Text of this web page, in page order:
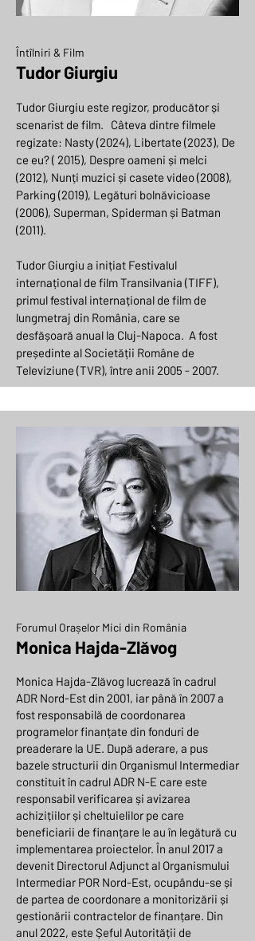
Întîlniri & Film
Tudor Giurgiu
Tudor Giurgiu este regizor, producător și
scenarist de film. Câteva dintre filmele
regizate: Nasty (2024), Libertate (2023), De
ce eu? ( 2015), Despre oameni și melci
(2012), Nunți muzici și casete video (2008),
Parking (2019), Legături bolnăvicioase
(2006), Superman, Spiderman și Batman
(2011).
Tudor Giurgiu a inițiat Festivalul
internațional de film Transilvania (TIFF),
primul festival internațional de film de
lungmetraj din România, care se
desfășoară anual la Cluj-Napoca. A fost
președinte al Societății Române de
Televiziune (TVR), între anii 2005 - 2007.
Forumul Orașelor Mici din România
Monica Hajda-Zlăvog
Monica Hajda-Zlăvog lucrează în cadrul
ADR Nord-Est din 2001, iar până în 2007 a
fost responsabilă de coordonarea
programelor finanțate din fonduri de
preaderare la UE. După aderare, a pus
bazele structurii din Organismul Intermediar
constituit în cadrul ADR N-E care este
responsabil verificarea și avizarea
achizițiilor și cheltuielilor pe care
beneficiarii de finanțare le au în legătură cu
implementarea proiectelor. În anul 2017 a
devenit Directorul Adjunct al Organismului
Intermediar POR Nord-Est, ocupându-se și
de partea de coordonare a monitorizării și
gestionării contractelor de finanțare. Din
anul 2022, este Șeful Autorității de